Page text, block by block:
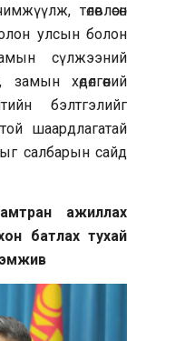
төлөвлөсөн
улсын болон
сүлжээний
хөдөлгөөний
бэлтгэлийг
шаардлагатай
салбарын сайд
ажиллах
батлах тухай